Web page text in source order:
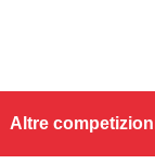
Altre